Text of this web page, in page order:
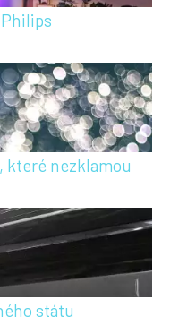
které nezklamou
státu